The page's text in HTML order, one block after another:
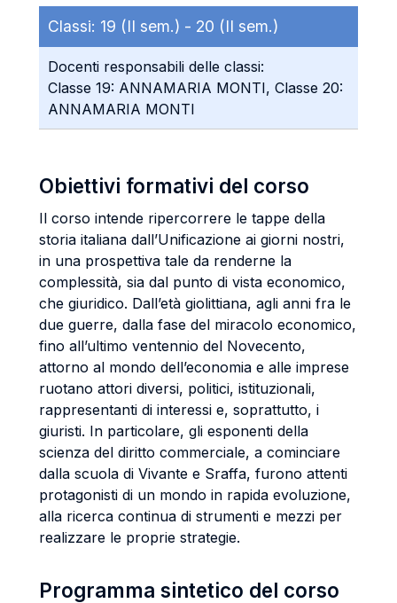
Classi: 19 (II sem.) - 20 (II sem.)
Docenti responsabili delle classi:
Classe 19: ANNAMARIA MONTI, Classe 20:
ANNAMARIA MONTI
Obiettivi formativi del corso
Il corso intende ripercorrere le tappe della
storia italiana dall’Unificazione ai giorni nostri,
in una prospettiva tale da renderne la
complessità, sia dal punto di vista economico,
che giuridico. Dall’età giolittiana, agli anni fra le
due guerre, dalla fase del miracolo economico,
fino all’ultimo ventennio del Novecento,
attorno al mondo dell’economia e alle imprese
ruotano attori diversi, politici, istituzionali,
rappresentanti di interessi e, soprattutto, i
giuristi. In particolare, gli esponenti della
scienza del diritto commerciale, a cominciare
dalla scuola di Vivante e Sraffa, furono attenti
protagonisti di un mondo in rapida evoluzione,
alla ricerca continua di strumenti e mezzi per
realizzare le proprie strategie.
Programma sintetico del corso